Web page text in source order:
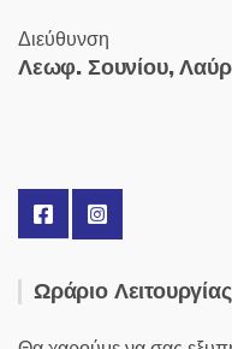
Διεύθυνση
Λεωφ. Σουνίου,
Ωράριο Λειτουργίας